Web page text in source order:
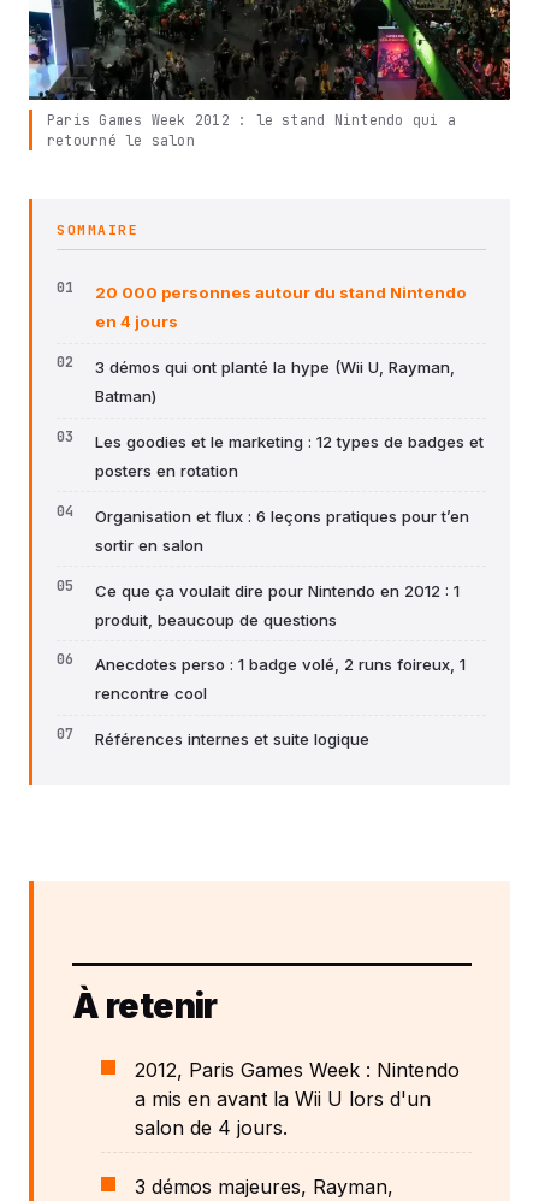
Paris Games Week 2012 : le stand Nintendo qui a
retourné le salon
SOMMAIRE
20 000 personnes autour du stand Nintendo
en 4 jours
3 démos qui ont planté la hype (Wii U, Rayman,
Batman)
Les goodies et le marketing : 12 types de badges et
posters en rotation
Organisation et flux : 6 leçons pratiques pour t’en
sortir en salon
Ce que ça voulait dire pour Nintendo en 2012 : 1
produit, beaucoup de questions
Anecdotes perso : 1 badge volé, 2 runs foireux, 1
rencontre cool
Références internes et suite logique
À retenir
2012, Paris Games Week : Nintendo
a mis en avant la Wii U lors d'un
salon de 4 jours.
3 démos majeures, Rayman,